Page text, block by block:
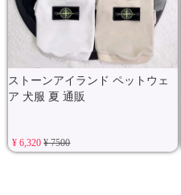
ストーンアイランド ペットウェ
ア 犬服 夏 通販
¥ 6,320¥ 7500